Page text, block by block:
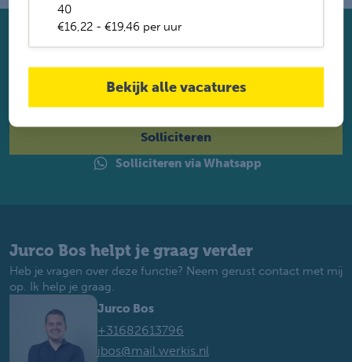
40
€16,22 - €19,46 per uur
Bekijk alle vacatures
Solliciteer direct
Twijfel je of je geschikt bent? Laat dan toch je gegevens
achter. Met ruim 1.200 vacatures vinden wij voor jou de
perfecte baan. Je krijgt binnen 2 werkdagen reactie.
Solliciteren
Solliciteren via Whatsapp
Jurco Bos helpt je graag verder
Heb je vragen over deze functie? Neem gerust contact met mij
op. Ik help je graag.
Jurco Bos
+31682613796
jbos@mail.werkis.nl